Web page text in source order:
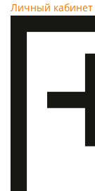
Личный кабинет